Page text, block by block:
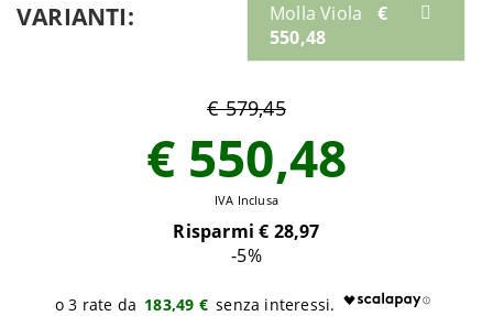
VARIANTI: Molla Viola
€
550,48
€ 579,45
€ 550,48
IVA Inclusa
Risparmi € 28,97
-5%
183,49 €